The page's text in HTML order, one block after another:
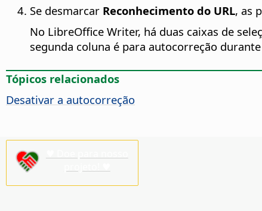
Se desmarcar Reconhecimento do URL, as
No LibreOffice Writer, há duas caixas de
segunda coluna é para autocorreção
Tópicos relacionados
Desativar a autocorreção